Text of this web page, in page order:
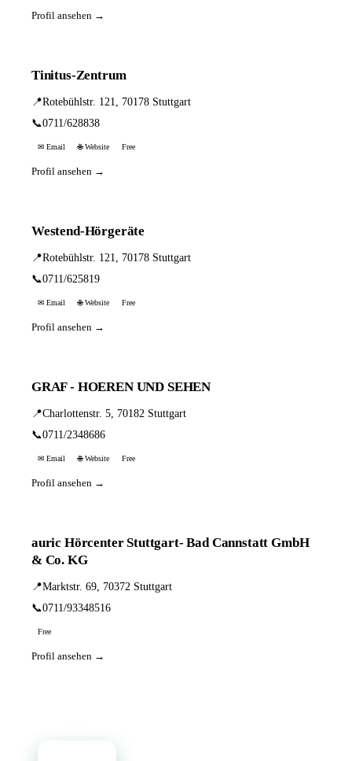
Profil ansehen →
Tinitus-Zentrum
📍Rotebühlstr. 121, 70178 Stuttgart
📞0711/628838
✉ Email 🌐 Website Free
Profil ansehen →
Westend-Hörgeräte
📍Rotebühlstr. 121, 70178 Stuttgart
📞0711/625819
✉ Email 🌐 Website Free
Profil ansehen →
GRAF - HOEREN UND SEHEN
📍Charlottenstr. 5, 70182 Stuttgart
📞0711/2348686
✉ Email 🌐 Website Free
Profil ansehen →
auric Hörcenter Stuttgart- Bad Cannstatt GmbH
& Co. KG
📍Marktstr. 69, 70372 Stuttgart
📞0711/93348516
Free
Profil ansehen →